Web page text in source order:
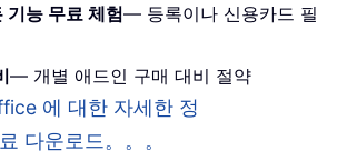
능 무료 체험— 등록이나 신용카드 필
— 개별 애드인 구매 대비 절약
에 대한 자세한 정
다운로드。。。